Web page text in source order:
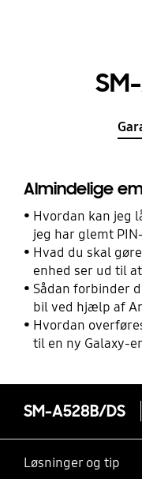
Almindelige
Hvordan kan jeg
jeg har glemt
adgangskoden?
Hvad du skal
enhed ser ud til
reagerer
Sådan forbinder
bil ved hjælp af
Hvordan
til en ny Galaxy-
SM-A528B/DS
Løsninger og tip